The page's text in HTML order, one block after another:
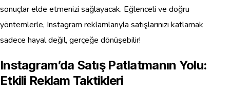
sonuçlar elde etmenizi sağlayacak. Eğlenceli ve doğru
yöntemlerle, Instagram reklamlarıyla satışlarınızı katlamak
sadece hayal değil, gerçeğe dönüşebilir!
Instagram’da Satış Patlatmanın Yolu:
Etkili Reklam Taktikleri